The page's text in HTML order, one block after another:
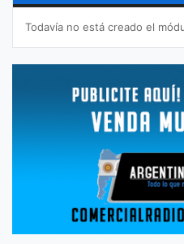
Todavía no está creado el